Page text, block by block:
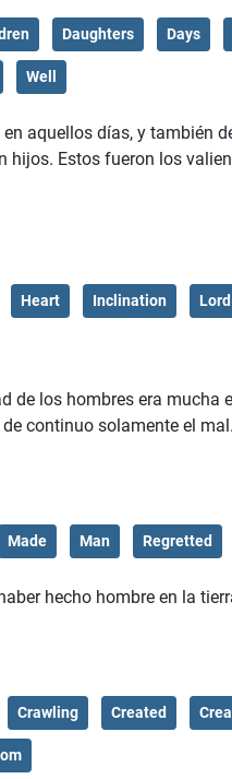
Daughters Days
Well
aquellos días, y también
hijos. Estos fueron los
Heart Inclination Lord
de los hombres era mucha
continuo solamente el mal.
Made Man Regretted
hecho hombre en la
Crawling Created